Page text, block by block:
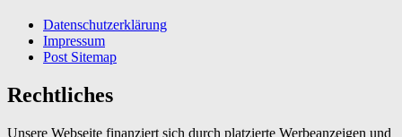
Datenschutzerklärung
Impressum
Post Sitemap
Rechtliches
Unsere Webseite finanziert sich durch platzierte Werbeanzeigen und